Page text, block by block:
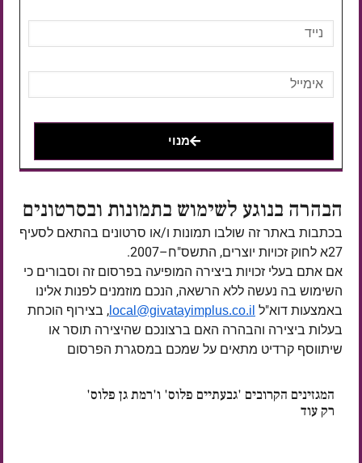
מנוי
הבהרה בנוגע לשימוש בתמונות ובסרטונים
בכתבות באתר זה שולבו תמונות ו/או סרטונים בהתאם לסעיף
27א לחוק זכויות יוצרים, התשס"ח–2007.
אם אתם בעלי זכויות ביצירה המופיעה בפרסום זה וסבורים כי
השימוש בה נעשה ללא הרשאה, הנכם מוזמנים לפנות אלינו
באמצעות דוא"ל local@givatayimplus.co.il , בצירוף הוכחת
בעלות ביצירה והבהרה האם ברצונכם שהיצירה תוסר או
שיתווסף קרדיט מתאים על שמכם במסגרת הפרסום
המגזינים הקרובים 'גבעתיים פלוס' ו'רמת גן פלוס'
רק עוד